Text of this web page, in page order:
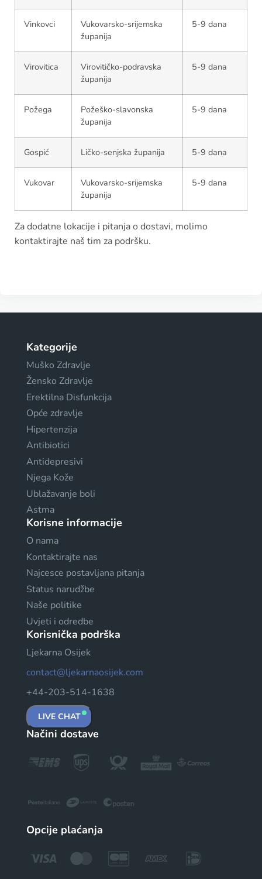
Vinkovci
Vukovarsko-srijemska
županija
5-9 dana
Virovitica
Virovitičko-podravska
županija
5-9 dana
Požega
Požeško-slavonska
županija
5-9 dana
Gospić Ličko-senjska županija 5-9 dana
Vukovar
Vukovarsko-srijemska
županija
5-9 dana
Za dodatne lokacije i pitanja o dostavi, molimo
kontaktirajte naš tim za podršku.
Kategorije
Muško Zdravlje
Žensko Zdravlje
Erektilna Disfunkcija
Opće zdravlje
Hipertenzija
Antibiotici
Antidepresivi
Njega Kože
Ublažavanje boli
Astma
Korisne informacije
O nama
Kontaktirajte nas
Najcesce postavljana pitanja
Status narudžbe
Naše politike
Uvjeti i odredbe
Korisnička podrška
Ljekarna Osijek
contact@ljekarnaosijek.com
+44-203-514-1638
LIVE CHAT
Načini dostave
Opcije plaćanja